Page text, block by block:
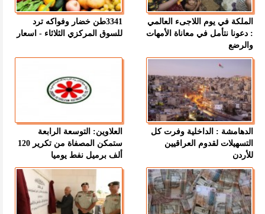
الملكة في يوم اللاجىء العالمي
: دعونا نتأمل في معاناة الأمهات
والرضع
3341طن خضار وفواكه ترد
للسوق المركزي الثلاثاء - اسعار
الدهامشة : الداخلية وفرت كل
التسهيلات لقدوم العراقيين
للأردن
العلاوين: التوسعة الرابعة
ستمكن المصفاة من تكرير 120
ألف برميل نفط يوميا